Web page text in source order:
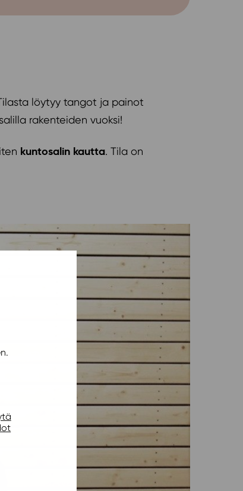
löytyy tangot ja painot
rakenteiden vuoksi!
kuntosalin kautta. Tila on